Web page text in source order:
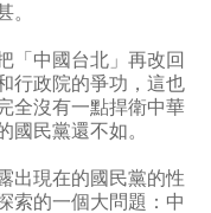
。
「中國台北」再改回
行政院的爭功，這也
全沒有一點捍衛中華
國民黨還不如。
出現在的國民黨的性
索的一個大問題：中